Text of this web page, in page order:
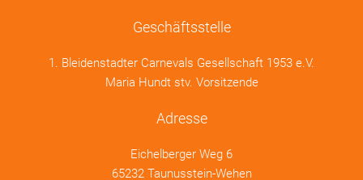
Geschäftsstelle
1. Bleidenstadter Carnevals Gesellschaft 1953 e.V.
Maria Hundt stv. Vorsitzende
Adresse
Eichelberger Weg 6
65232 Taunusstein-Wehen